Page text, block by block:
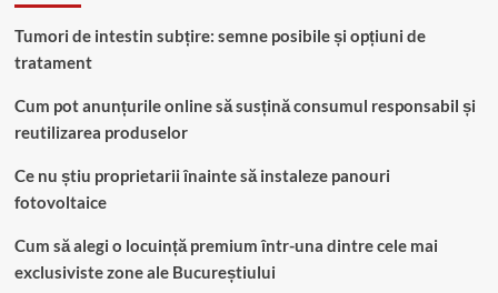
Tumori de intestin subțire: semne posibile și opțiuni de
tratament
Cum pot anunțurile online să susțină consumul responsabil și
reutilizarea produselor
Ce nu știu proprietarii înainte să instaleze panouri
fotovoltaice
Cum să alegi o locuință premium într-una dintre cele mai
exclusiviste zone ale Bucureștiului